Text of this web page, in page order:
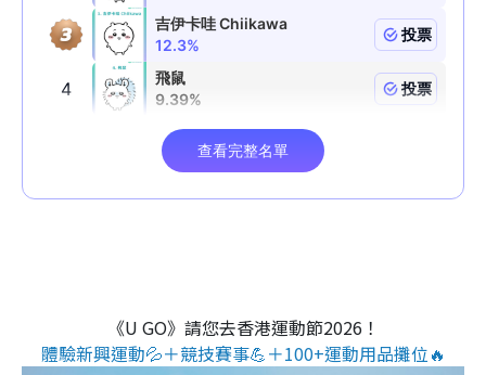
《U GO》請您去香港運動節2026！
體驗新興運動💦＋競技賽事💪＋100+運動用品攤位🔥